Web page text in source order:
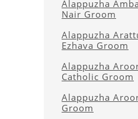
Alappuzha
Nair Groom
Alappuzha
Ezhava Groom
Alappuzha
Catholic Groom
Alappuzha
Groom